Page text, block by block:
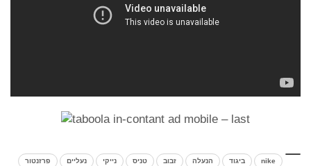
nike ביגוד הנעלה זבוב טניס נייקי נעליים פרזנטור